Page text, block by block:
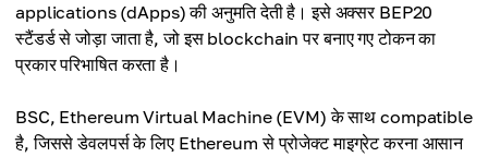
applications (dApps) की अनुमति देती है। इसे अक्सर BEP20
स्टैंडर्ड से जोड़ा जाता है, जो इस blockchain पर बनाए गए टोकन का
प्रकार परिभाषित करता है।
BSC, Ethereum Virtual Machine (EVM) के साथ compatible
है, जिससे डेवलपर्स के लिए Ethereum से प्रोजेक्ट माइग्रेट करना आसान